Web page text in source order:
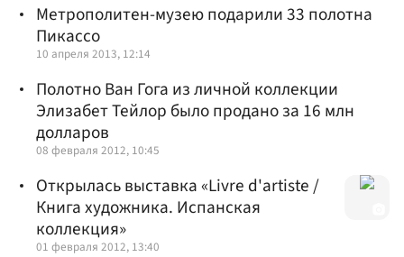
Метрополитен-музею подарили 33 полотна
Пикассо
10 апреля 2013, 12:14
Полотно Ван Гога из личной коллекции
Элизабет Тейлор было продано за 16 млн
долларов
08 февраля 2012, 10:45
Открылась выставка «Livre d'artiste /
Книга художника. Испанская
коллекция»
01 февраля 2012, 13:40